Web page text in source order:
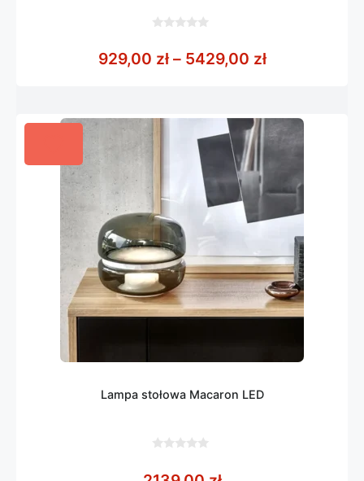
5
929,00 zł – 5429,00 złZakres cen:
Lampa stołowa Macaron LED